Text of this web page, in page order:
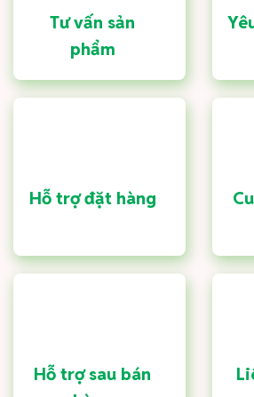
Tư vấn sản
phẩm
Hỗ trợ đặt hàng
Hỗ trợ sau bán